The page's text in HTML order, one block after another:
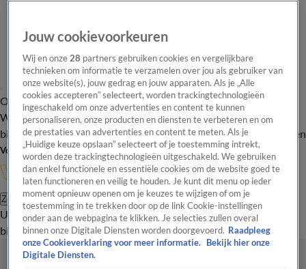
Overzicht Onze programma's Uitzendingen Onze gezichten
In de
WandelgangenInterviewsUitzending
bijwonenPodcastShopVeelgestelde vragenKijkersvraag insturen
Volg Vandaag Inside
Zoeken
UitzendingenVandaag InsideDe OranjezomerShopUitzending
bijwonen
Jouw cookievoorkeuren
Wij en onze28 partners gebruiken cookies en vergelijkbare
technieken om informatie te verzamelen over jou als gebruiker van
onze website(s), jouw gedrag en jouw apparaten. Als je „Alle
cookies accepteren” selecteert, worden trackingtechnologieën
ingeschakeld om onze advertenties en content te kunnen
personaliseren, onze producten en diensten te verbeteren en om
de prestaties van advertenties en content te meten. Als je
„Huidige keuze opslaan” selecteert of je toestemming intrekt,
worden deze trackingtechnologieën uitgeschakeld. We gebruiken
dan enkel functionele en essentiële cookies om de website goed te
laten functioneren en veilig te houden. Je kunt dit menu op ieder
moment opnieuw openen om je keuzes te wijzigen of om je
toestemming in te trekken door op de link Cookie-instellingen
onder aan de webpagina te klikken. Je selecties zullen overal
binnen onze Digitale Diensten worden doorgevoerd. Raadpleeg
onze Cookieverklaring voor meer informatie.
Bekijk hier onze
Digitale Diensten.